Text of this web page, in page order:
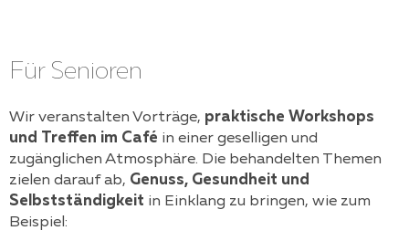
Für Senioren
Wir veranstalten Vorträge, praktische Workshops
und Treffen im Café in einer geselligen und
zugänglichen Atmosphäre. Die behandelten Themen
zielen darauf ab, Genuss, Gesundheit und
Selbstständigkeit in Einklang zu bringen, wie zum
Beispiel: